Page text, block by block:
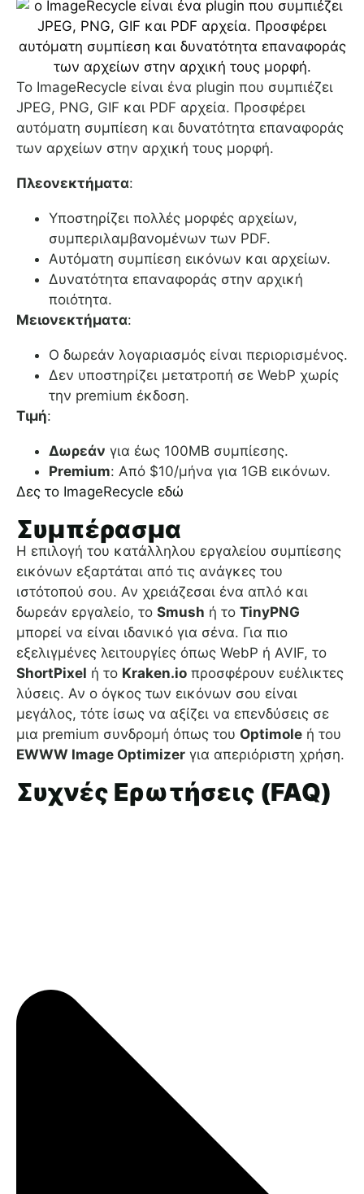
Το ImageRecycle είναι ένα plugin που συμπιέζει
JPEG, PNG, GIF και PDF αρχεία. Προσφέρει
αυτόματη συμπίεση και δυνατότητα επαναφοράς
των αρχείων στην αρχική τους μορφή.
Πλεονεκτήματα:
Υποστηρίζει πολλές μορφές αρχείων,
συμπεριλαμβανομένων των PDF.
Αυτόματη συμπίεση εικόνων και αρχείων.
Δυνατότητα επαναφοράς στην αρχική
ποιότητα.
Μειονεκτήματα:
Ο δωρεάν λογαριασμός είναι περιορισμένος.
Δεν υποστηρίζει μετατροπή σε WebP χωρίς
την premium έκδοση.
Τιμή:
Δωρεάν για έως 100MB συμπίεσης.
Premium: Από $10/μήνα για 1GB εικόνων.
Δες το ImageRecycle εδώ
Συμπέρασμα
Η επιλογή του κατάλληλου εργαλείου συμπίεσης
εικόνων εξαρτάται από τις ανάγκες του
ιστότοπού σου. Αν χρειάζεσαι ένα απλό και
δωρεάν εργαλείο, το Smush ή το TinyPNG
μπορεί να είναι ιδανικό για σένα. Για πιο
εξελιγμένες λειτουργίες όπως WebP ή AVIF, το
ShortPixel ή το Kraken.io προσφέρουν ευέλικτες
λύσεις. Αν ο όγκος των εικόνων σου είναι
μεγάλος, τότε ίσως να αξίζει να επενδύσεις σε
μια premium συνδρομή όπως του Optimole ή του
EWWW Image Optimizer για απεριόριστη χρήση.
Συχνές Ερωτήσεις (FAQ)